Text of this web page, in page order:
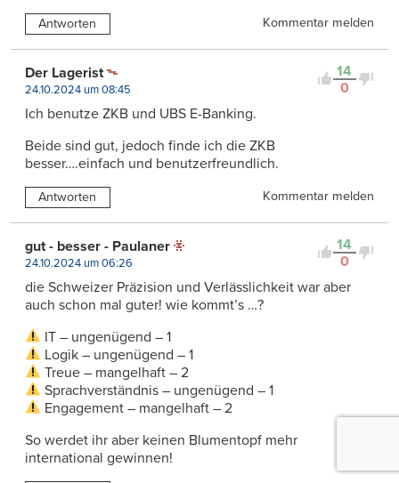
Antworten Kommentar melden
14
0
Der Lagerist
24.10.2024 um 08:45
Ich benutze ZKB und UBS E-Banking.
Beide sind gut, jedoch finde ich die ZKB
besser….einfach und benutzerfreundlich.
Antworten Kommentar melden
14
0
gut - besser - Paulaner
24.10.2024 um 06:26
die Schweizer Präzision und Verlässlichkeit war aber
auch schon mal guter! wie kommt’s …?
IT – ungenügend – 1
Logik – ungenügend – 1
Treue – mangelhaft – 2
Sprachverständnis – ungenügend – 1
Engagement – mangelhaft – 2
So werdet ihr aber keinen Blumentopf mehr
international gewinnen!